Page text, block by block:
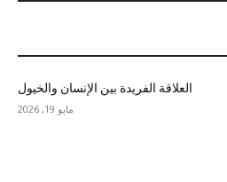
العلاقة الفريدة بين الإنسان والخيول
مايو 19, 2026